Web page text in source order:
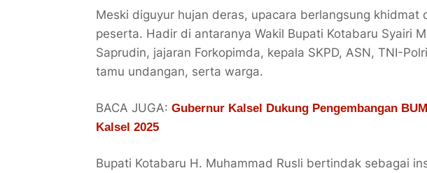
Meski diguyur hujan deras, upacara berlangsung khidmat
peserta. Hadir di antaranya Wakil Bupati Kotabaru Syairi
Saprudin, jajaran Forkopimda, kepala SKPD, ASN, TNI-
tamu undangan, serta warga.
BACA JUGA: Gubernur Kalsel Dukung Pengembangan
Kalsel 2025
Bupati Kotabaru H. Muhammad Rusli bertindak sebagai